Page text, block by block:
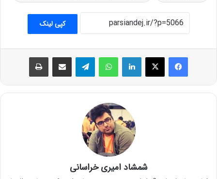
کپی لینک
فیس بوک X لینکدین واتس آپ تلگرام اشتراک گذاری از طریق ایمیل چاپ
شمشاد امیری خراسانی